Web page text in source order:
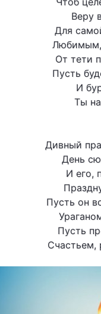
Веру
Для
Любимым,
От тети
Пусть
И
Ты
Дивный
День
И его,
Пусть он
Пусть
Счастьем,